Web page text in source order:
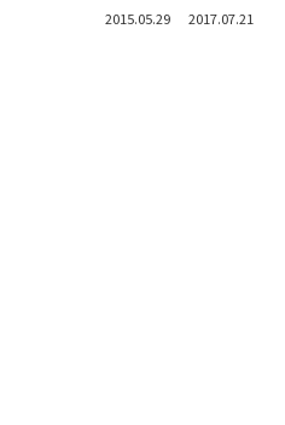
2015.05.29 2017.07.21